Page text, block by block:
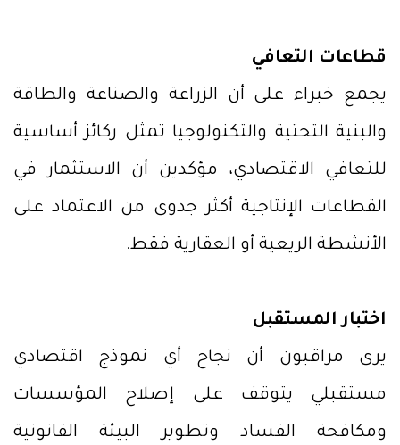
قطاعات التعافي
يجمع خبراء على أن الزراعة والصناعة والطاقة
والبنية التحتية والتكنولوجيا تمثل ركائز أساسية
للتعافي الاقتصادي، مؤكدين أن الاستثمار في
القطاعات الإنتاجية أكثر جدوى من الاعتماد على
الأنشطة الريعية أو العقارية فقط.
اختبار المستقبل
يرى مراقبون أن نجاح أي نموذج اقتصادي
مستقبلي يتوقف على إصلاح المؤسسات
ومكافحة الفساد وتطوير البيئة القانونية